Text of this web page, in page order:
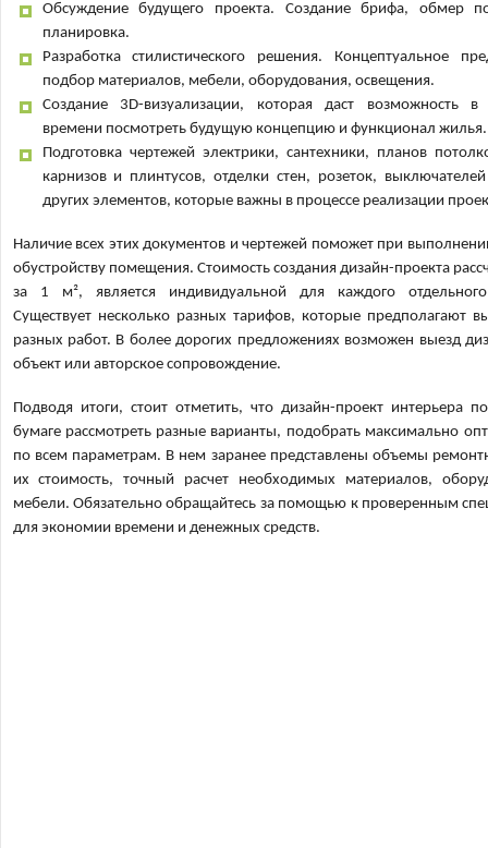
Обсуждение будущего проекта. Создание брифа, обмер
планировка.
Разработка стилистического решения. Концептуальное
подбор материалов, мебели, оборудования, освещения.
Создание 3D-визуализации, которая даст возможность в
времени посмотреть будущую концепцию и функционал жилья.
Подготовка чертежей электрики, сантехники, планов
карнизов и плинтусов, отделки стен, розеток,
других элементов, которые важны в процессе реализации
Наличие всех этих документов и чертежей поможет при
обустройству помещения. Стоимость создания дизайн-проекта
за 1 м², является индивидуальной для каждого
Существует несколько разных тарифов, которые предполагают
разных работ. В более дорогих предложениях возможен выезд
объект или авторское сопровождение.
Подводя итоги, стоит отметить, что дизайн-проект интерьера
бумаге рассмотреть разные варианты, подобрать максимально
по всем параметрам. В нем заранее представлены объемы
их стоимость, точный расчет необходимых материалов,
мебели. Обязательно обращайтесь за помощью к проверенным
для экономии времени и денежных средств.